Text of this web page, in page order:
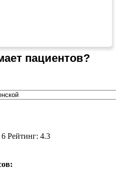
пациентов?
Рейтинг: 4.3